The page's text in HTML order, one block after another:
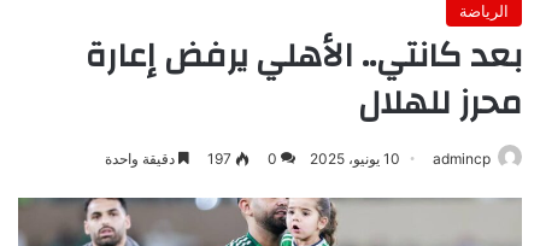
الرياضة
بعد كانتي.. الأهلي يرفض إعارة
محرز للهلال
admincp 10 يونيو، 2025 0
197 دقيقة واحدة